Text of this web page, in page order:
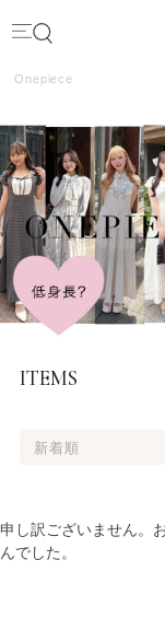
Onepiece
ITEMS
新着順
商品一覧
申し訳ございません。
んでした。